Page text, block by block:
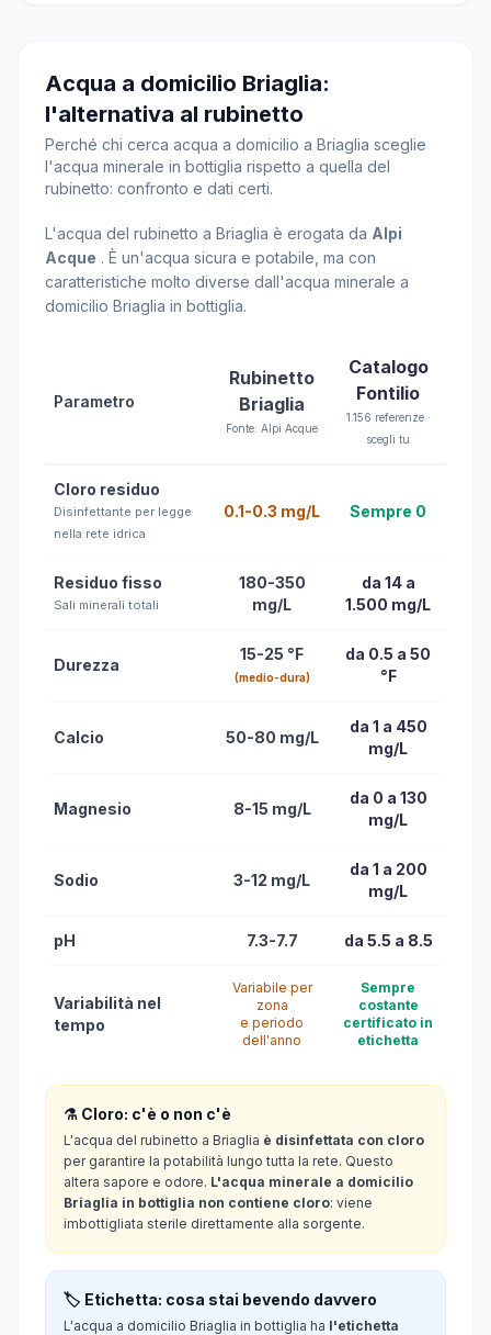
Acqua a domicilio Briaglia:
l'alternativa al rubinetto
Perché chi cerca acqua a domicilio a Briaglia sceglie
l'acqua minerale in bottiglia rispetto a quella del
rubinetto: confronto e dati certi.
L'acqua del rubinetto a Briaglia è erogata da Alpi
Acque . È un'acqua sicura e potabile, ma con
caratteristiche molto diverse dall'acqua minerale a
domicilio Briaglia in bottiglia.
Parametro
Rubinetto
Briaglia
Fonte: Alpi Acque
Catalogo
Fontilio
1.156 referenze ·
scegli tu
Cloro residuo
Disinfettante per legge
nella rete idrica
0.1-0.3 mg/L Sempre 0
Residuo fisso
Sali minerali totali
180-350
mg/L
da 14 a
1.500 mg/L
Durezza
15-25 °F
(medio-dura)
da 0.5 a 50
°F
Calcio 50-80 mg/L
da 1 a 450
mg/L
Magnesio 8-15 mg/L
da 0 a 130
mg/L
Sodio 3-12 mg/L
da 1 a 200
mg/L
pH 7.3-7.7 da 5.5 a 8.5
Variabilità nel
tempo
Variabile per
zona
e periodo
dell'anno
Sempre
costante
certificato in
etichetta
⚗️ Cloro: c'è o non c'è
L'acqua del rubinetto a Briaglia è disinfettata con cloro
per garantire la potabilità lungo tutta la rete. Questo
altera sapore e odore. L'acqua minerale a domicilio
Briaglia in bottiglia non contiene cloro: viene
imbottigliata sterile direttamente alla sorgente.
🏷️ Etichetta: cosa stai bevendo davvero
L'acqua a domicilio Briaglia in bottiglia ha l'etichetta